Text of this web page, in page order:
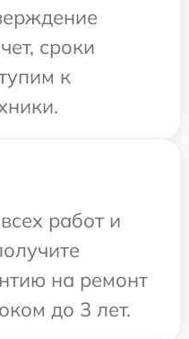
сроки
к
работ и
на ремонт
до 3 лет.